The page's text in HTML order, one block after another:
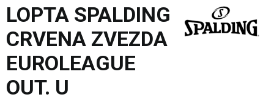
LOPTA SPALDING
CRVENA ZVEZDA
EUROLEAGUE
OUT. U